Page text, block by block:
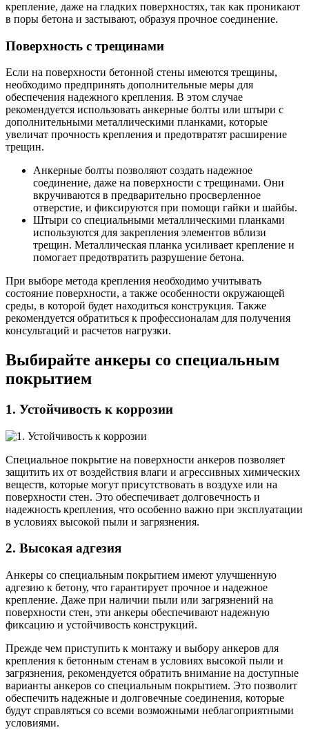
крепление, даже на гладких поверхностях, так как проникают
в поры бетона и застывают, образуя прочное соединение.
Поверхность с трещинами
Если на поверхности бетонной стены имеются трещины,
необходимо предпринять дополнительные меры для
обеспечения надежного крепления. В этом случае
рекомендуется использовать анкерные болты или штыри с
дополнительными металлическими планками, которые
увеличат прочность крепления и предотвратят расширение
трещин.
Анкерные болты позволяют создать надежное
соединение, даже на поверхности с трещинами. Они
вкручиваются в предварительно просверленное
отверстие, и фиксируются при помощи гайки и шайбы.
Штыри со специальными металлическими планками
используются для закрепления элементов вблизи
трещин. Металлическая планка усиливает крепление и
помогает предотвратить разрушение бетона.
При выборе метода крепления необходимо учитывать
состояние поверхности, а также особенности окружающей
среды, в которой будет находиться конструкция. Также
рекомендуется обратиться к профессионалам для получения
консультаций и расчетов нагрузки.
Выбирайте анкеры со специальным
покрытием
1. Устойчивость к коррозии
Специальное покрытие на поверхности анкеров позволяет
защитить их от воздействия влаги и агрессивных химических
веществ, которые могут присутствовать в воздухе или на
поверхности стен. Это обеспечивает долговечность и
надежность крепления, что особенно важно при эксплуатации
в условиях высокой пыли и загрязнения.
2. Высокая адгезия
Анкеры со специальным покрытием имеют улучшенную
адгезию к бетону, что гарантирует прочное и надежное
крепление. Даже при наличии пыли или загрязнений на
поверхности стен, эти анкеры обеспечивают надежную
фиксацию и устойчивость конструкций.
Прежде чем приступить к монтажу и выбору анкеров для
крепления к бетонным стенам в условиях высокой пыли и
загрязнения, рекомендуется обратить внимание на доступные
варианты анкеров со специальным покрытием. Это позволит
обеспечить надежные и долговечные соединения, которые
будут справляться со всеми возможными неблагоприятными
условиями.